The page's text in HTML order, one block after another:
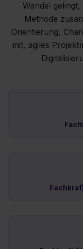
Wandel
Methode
Orientierung,
mit, agiles